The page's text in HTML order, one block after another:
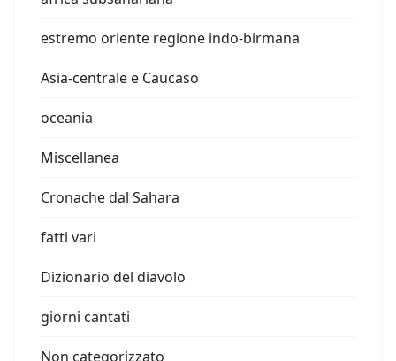
estremo oriente regione indo-birmana
Asia-centrale e Caucaso
oceania
Miscellanea
Cronache dal Sahara
fatti vari
Dizionario del diavolo
giorni cantati
Non categorizzato